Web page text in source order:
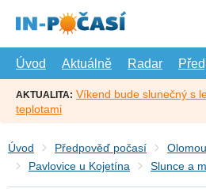
hlavní
Úvod
Aktuálně Radar
AKTUALITA: Víkend bude slunečný s
teplotami
Úvod Předpověď počasí
Pavlovice u Kojetína
Slunce a